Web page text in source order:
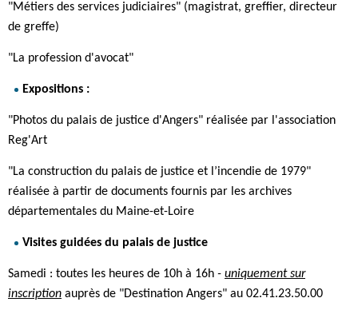
"Métiers des services judiciaires" (magistrat, greffier, directeur
de greffe)
"La profession d'avocat"
Expositions :
"Photos du palais de justice d'Angers" réalisée par l'association
Reg'Art
"La construction du palais de justice et l’incendie de 1979"
réalisée à partir de documents fournis par les archives
départementales du Maine-et-Loire
Visites guidées du palais de justice
Samedi : toutes les heures de 10h à 16h - uniquement sur
inscription auprès de "Destination Angers" au 02.41.23.50.00